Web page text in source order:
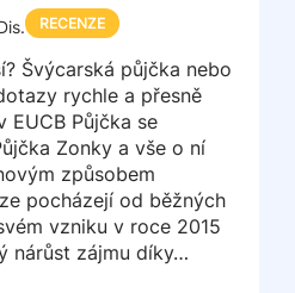
RECENZE
Švýcarská půjčka nebo
rychle a přesně
EUCB Půjčka se
Zonky a vše o ní
způsobem
pocházejí od běžných
vzniku v roce 2015
nárůst zájmu díky…